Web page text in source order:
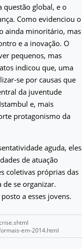
questão global, e o
Como evidenciou o
ainda minoritário, mas
e a inovação. O
pequenos, mas
indicou que, uma
se por causas que
da juventude
e, mais
protagonismo da
aguda, eles
de atuação
coletivas próprias das
se organizar.
a esses jovens.
em-2014.html